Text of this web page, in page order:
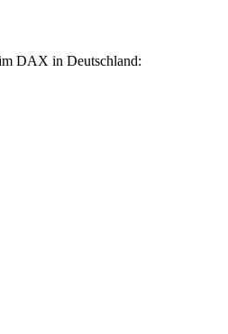
DAX in Deutschland: